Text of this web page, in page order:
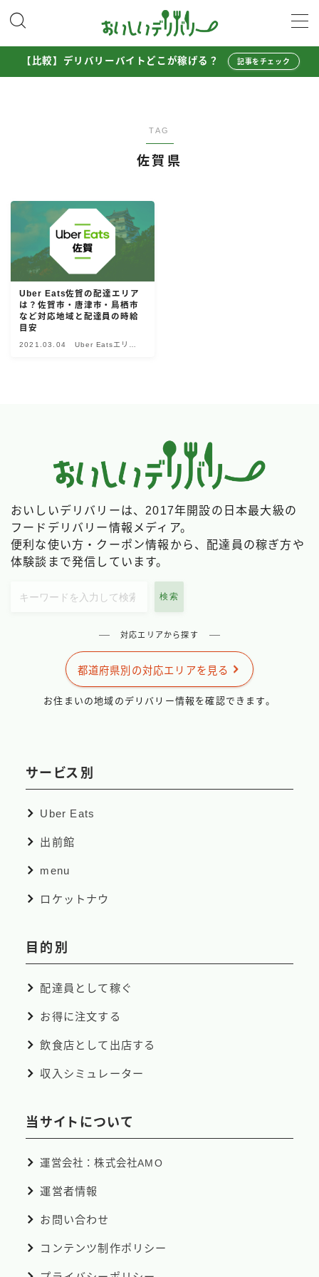
MENU
配達員272人アンケート調査
収入シミュレーター
配達員の体験談・口コミ
お得に注文する
フードデリバリークーポン比較
飲食店として出店する
Uber Eats加盟店ガイド
Uber Eats出店方法
出店店舗の取材記事
サービスから探す
menu
ロケットナウ
【比較】デリバリーバイトどこが稼げる？ 記事をチェック
TAG
佐賀県
Uber Eats佐賀の配達エリア
は？佐賀市・唐津市・鳥栖市
など対応地域と配達員の時給
目安
2021.03.04
Uber Eatsエリア
おいしいデリバリーは、2017年開設の日本最大級の
フードデリバリー情報メディア。
便利な使い方・クーポン情報から、配達員の稼ぎ方や
体験談まで発信しています。
検索
対応エリアから探す
都道府県別の対応エリアを見る
お住まいの地域のデリバリー情報を確認できます。
サービス別
Uber Eats
出前館
menu
ロケットナウ
目的別
配達員として稼ぐ
お得に注文する
飲食店として出店する
収入シミュレーター
当サイトについて
運営会社：株式会社AMO
運営者情報
お問い合わせ
コンテンツ制作ポリシー